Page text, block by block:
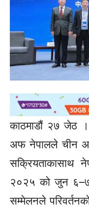
काठमाडौं २७ जेठ ।
अफ नेपालले चीन
सक्रियताकासाथ
२०२५ को जुन ६–७
सम्मेलनले